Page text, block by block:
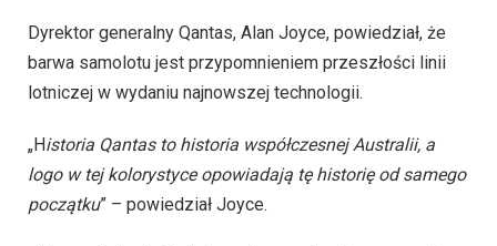
Dyrektor generalny Qantas, Alan Joyce, powiedział, że
barwa samolotu jest przypomnieniem przeszłości linii
lotniczej w wydaniu najnowszej technologii.
„Historia Qantas to historia współczesnej Australii, a
logo w tej kolorystyce opowiadają tę historię od samego
początku” – powiedział Joyce.